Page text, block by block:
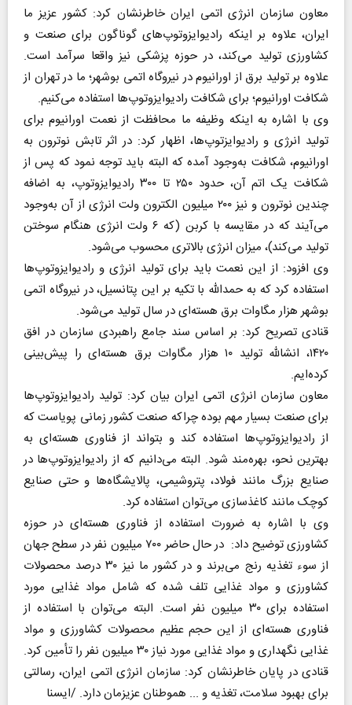
معاون سازمان انرژی اتمی ایران خاطرنشان کرد: کشور عزیز ما
ایران، علاوه بر اینکه رادیوایزوتوپ‌های گوناگون برای صنعت و
کشاورزی تولید می‌کند، در حوزه پزشکی نیز واقعا سرآمد است.
علاوه بر تولید برق از اورانیوم در نیروگاه اتمی بوشهر؛ ما در تهران از
شکافت اورانیوم؛ برای شکافت رادیوایزوتوپ‌ها استفاده می‌کنیم.
وی با اشاره به اینکه وظیفه ما محافظت از نعمت اورانیوم برای
تولید انرژی و رادیوایزتوپ‌ها،‌ اظهار کرد: در اثر تابش نوترون به
اورانیوم، شکافت به‌وجود آمده که البته باید توجه نمود که پس از
شکافت یک اتم آن، حدود ۲۵۰ تا ۳۰۰ رادیوایزوتوپ، به اضافه
چندین نوترون و نیز ۲۰۰ میلیون الکترون ولت انرژی از آن به‌وجود
می‌آیند که در مقایسه با کربن (که ۶ ولت انرژی هنگام سوختن
تولید می‌کند)، میزان انرژی بالاتری محسوب می‌شود.
وی افزود: از این نعمت باید برای تولید انرژی و رادیوایزوتوپ‌ها
استفاده کرد که به حمدالله با تکیه بر این پتانسیل، در نیروگاه اتمی
بوشهر هزار مگاوات برق هسته‌ای در سال تولید می‌شود.
قنادی تصریح کرد: بر اساس سند جامع راهبردی سازمان در افق
۱۴۲۰، انشالله تولید ۱۰ هزار مگاوات برق هسته‌ای را پیش‌بینی
کرده‌ایم.
معاون سازمان انرژی اتمی ایران بیان کرد: تولید رادیوایزوتوپ‌ها
برای صنعت بسیار مهم بوده چراکه صنعت کشور زمانی پویاست که
از رادیوایزوتوپ‌ها استفاده کند و بتواند از فناوری هسته‌ای به
بهترین نحو، بهره‌مند شود. البته می‌دانیم که از رادیوایزوتوپ‌ها در
صنایع بزرگ مانند فولاد، پتروشیمی، پالایشگاه‌ها و حتی صنایع
کوچک مانند کاغذسازی می‌توان استفاده کرد.
وی با اشاره به ضرورت استفاده از فناوری هسته‌ای در حوزه
کشاورزی توضیح داد: در حال حاضر ۷۰۰ میلیون نفر در سطح جهان
از سوء تغذیه رنج می‌برند و در کشور ما نیز ۳۰ درصد محصولات
کشاورزی و مواد غذایی تلف شده که شامل مواد غذایی مورد
استفاده برای ۳۰ میلیون نفر است. البته می‌توان با استفاده از
فناوری هسته‌ای از این حجم عظیم محصولات کشاورزی و مواد
غذایی نگهداری و مواد غذایی مورد نیاز ۳۰ میلیون نفر را تأمین کرد.
قنادی در پایان خاطرنشان کرد: سازمان انرژی اتمی ایران، رسالتی
برای بهبود سلامت، تغذیه و ... هموطنان عزیزمان دارد. /ایسنا